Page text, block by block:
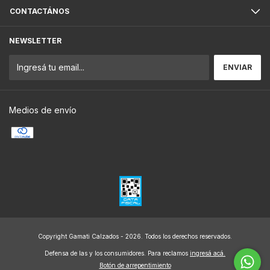
CONTACTÁNOS
NEWSLETTER
Medios de envío
Copyright Gamati Calzados - 2026. Todos los derechos reservados.
Defensa de las y los consumidores. Para reclamos ingresá acá.
Botón de arrepentimiento